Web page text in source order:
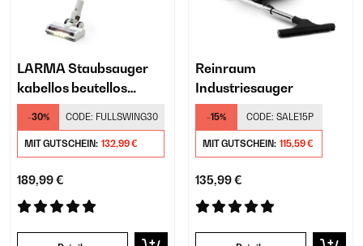
LARMA Staubsauger
kabellos beutellos
akkubetrieben 45 min
-30% CODE: FULLSWING30
MIT GUTSCHEIN: 132,99 €
189,99 €
Reinraum
Industriesauger
-15% CODE: SALE15P
MIT GUTSCHEIN: 115,59 €
135,99 €